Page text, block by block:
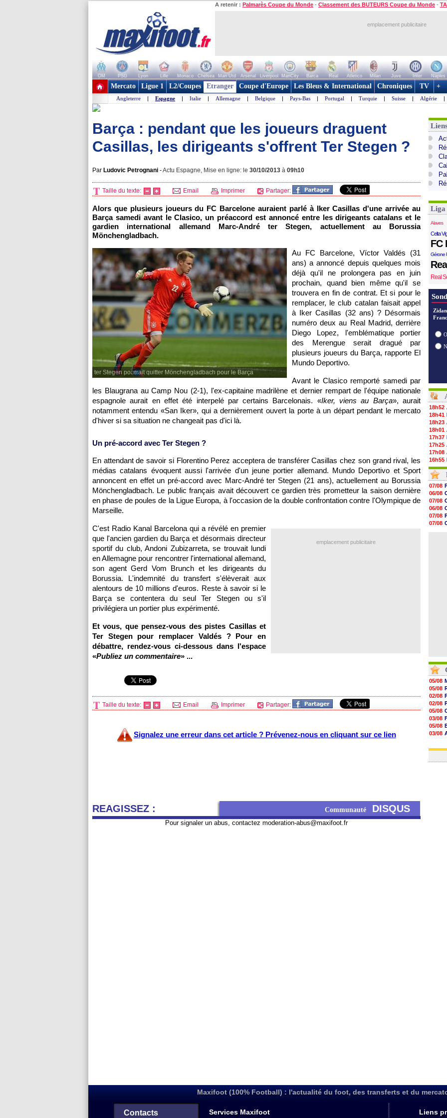
A retenir : Palmarès Coupe du Monde - Classement des BUTEURS Coupe du Monde -
emplacement publicitaire
OM PSG Lyon Lille Monaco Chelsea Man Utd Arsenal Liverpool ManCity Barca Real Atletico Milan Juve Inter Naples
+ de clubs
Mercato Ligue 1 L2/Coupes Etranger Coupe d'Europe Les Bleus & International Chroniques TV +
Angleterre | Espagne | Italie | Allemagne | Belgique | Pays-Bas | Portugal | Turquie | Suisse | Algérie |
Barça : pendant que les joueurs draguent
Casillas, les dirigeants s'offrent Ter Stegen ?
Par Ludovic Petrognani -Actu Espagne, Mise en ligne: le 30/10/2013 à 09h10
Taille du texte: Email Imprimer Partager:
Alors que plusieurs joueurs du FC Barcelone auraient parlé à Iker Casillas d'une arrivée au
Barça samedi avant le Clasico, un préaccord est annoncé entre les dirigeants catalans et le
gardien international allemand Marc-André ter Stegen, actuellement au Borussia
Mönchengladbach.
ter Stegen pourrait quitter Mönchengladbach pour le Barça
Au FC Barcelone, Víctor Valdés (31
ans) a annoncé depuis quelques mois
déjà qu'il ne prolongera pas en juin
prochain, quand bien même qu'il se
trouvera en fin de contrat. Et si pour le
remplacer, le club catalan faisait appel
à Iker Casillas (32 ans) ? Désormais
numéro deux au Real Madrid, derrière
Diego Lopez, l'emblématique portier
des Merengue serait dragué par
plusieurs joueurs du Barça, rapporte El
Mundo Deportivo.
Avant le Clasico remporté samedi par
les Blaugrana au Camp Nou (2-1), l'ex-capitaine madrilène et dernier rempart de l'équipe nationale
espagnole aurait en effet été interpelé par certains Barcelonais. «Iker, viens au Barça», aurait
notamment entendu «San Iker», qui a dernièrement ouvert la porte à un départ pendant le mercato
d'hiver si sa situation ne changeait pas d'ici là.
Un pré-accord avec Ter Stegen ?
En attendant de savoir si Florentino Perez acceptera de transférer Casillas chez son grand rival, les
médias catalans évoquent aussi l'arrivée d'un jeune portier allemand. Mundo Deportivo et Sport
annoncent en effet un pré-accord avec Marc-André ter Stegen (21 ans), actuellement au Borussia
Mönchengladbach. Le public français avait découvert ce gardien très prometteur la saison dernière
en phase de poules de la Ligue Europa, à l'occasion de la double confrontation contre l'Olympique de
Marseille.
emplacement publicitaire
C'est Radio Kanal Barcelona qui a révélé en premier
que l'ancien gardien du Barça et désormais directeur
sportif du club, Andoni Zubizarreta, se trouvait lundi
en Allemagne pour rencontrer l'international allemand,
son agent Gerd Vom Brunch et les dirigeants du
Borussia. L'indemnité du transfert s'élèverait aux
alentours de 10 millions d'euros. Reste à savoir si le
Barça se contentera du seul Ter Stegen ou s'il
privilégiera un portier plus expérimenté.
Et vous, que pensez-vous des pistes Casillas et
Ter Stegen pour remplacer Valdés ? Pour en
débattre, rendez-vous ci-dessous dans l'espace
«Publiez un commentaire» ...
Taille du texte: Email Imprimer Partager:
Signalez une erreur dans cet article ? Prévenez-nous en cliquant sur ce lien
REAGISSEZ : Communauté DISQUS
Pour signaler un abus, contactez moderation-abus@maxifoot.fr
Liga
Alaves
Celta
FC
Gérone
Real
18h52
18h41
18h23
18h01
17h37
17h25
17h08
16h55
16h31
16h11
16h06
15h48
15h41
15h21
15h14
14h59
14h43
07/08
06/08
07/08
06/08
07/08
07/08
05/08
05/08
02/08
02/08
05/08
03/08
05/08
03/08
03/08
Maxifoot (100% Football) : l'actualité du foot, des transferts et du
Contacts Services Maxifoot Liens